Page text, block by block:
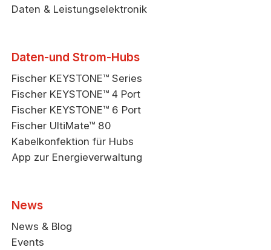
Daten & Leistungselektronik
Daten-und Strom-Hubs
Fischer KEYSTONE™ Series
Fischer KEYSTONE™ 4 Port
Fischer KEYSTONE™ 6 Port
Fischer UltiMate™ 80
Kabelkonfektion für Hubs
App zur Energieverwaltung
News
News & Blog
Events